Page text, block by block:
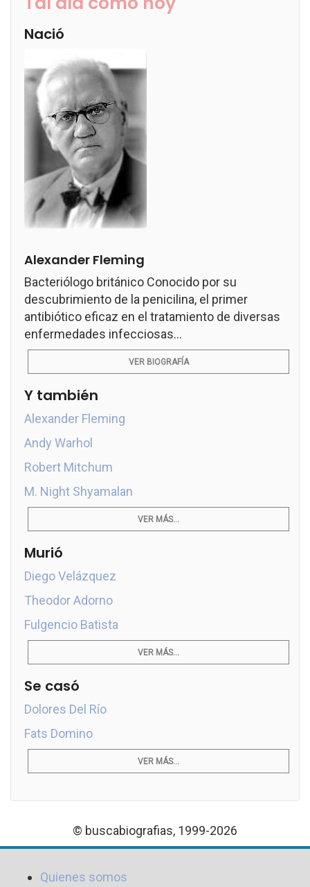
Nació
Alexander Fleming
Bacteriólogo británico Conocido por su
descubrimiento de la penicilina, el primer
antibiótico eficaz en el tratamiento de diversas
enfermedades infecciosas...
VER BIOGRAFÍA
Y también
Alexander Fleming
Andy Warhol
Robert Mitchum
M. Night Shyamalan
VER MÁS...
Murió
Diego Velázquez
Theodor Adorno
Fulgencio Batista
VER MÁS...
Se casó
Dolores Del Río
Fats Domino
VER MÁS...
© buscabiografias, 1999-2026
Quienes somos